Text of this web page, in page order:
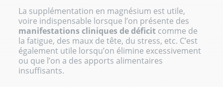
La supplémentation en magnésium est utile,
voire indispensable lorsque l’on présente des
manifestations cliniques de déficit comme de
la fatigue, des maux de tête, du stress, etc. C’est
également utile lorsqu’on élimine excessivement
ou que l’on a des apports alimentaires
insuffisants.